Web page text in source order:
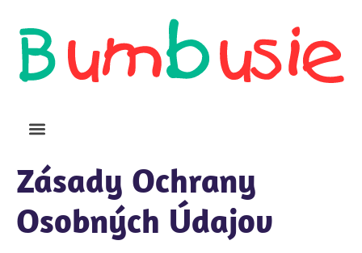
Zásady Ochrany
Osobných Údajov